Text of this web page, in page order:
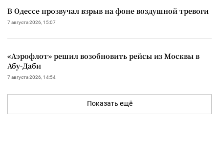
В Одессе прозвучал взрыв на фоне воздушной тревоги
7 августа 2026, 15:07
«Аэрофлот» решил возобновить рейсы из Москвы в
Абу-Даби
7 августа 2026, 14:54
Показать ещё